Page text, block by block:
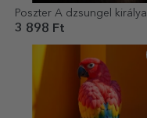
Poszter A dzsungel királya
3 898 Ft